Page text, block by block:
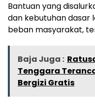
Bantuan yang
dan kebutuhan dasar
beban masyarakat,
Baja Juga :
Tenggara
Bergizi Gratis